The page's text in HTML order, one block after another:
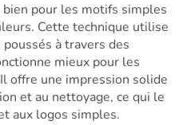
pour les motifs simples
Cette technique utilise
à travers des
mieux pour les
offre une impression solide
et au nettoyage, ce qui le
aux logos simples.